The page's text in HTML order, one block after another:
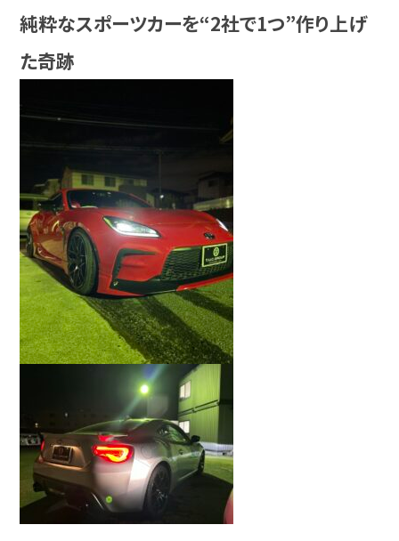
純粋なスポーツカーを“2社で1つ”作り上げ
た奇跡